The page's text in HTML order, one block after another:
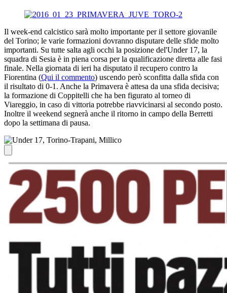
Il week-end calcistico sarà molto importante per il settore giovanile
del Torino; le varie formazioni dovranno disputare delle sfide molto
importanti. Su tutte salta agli occhi la posizione del'Under 17, la
squadra di Sesia è in piena corsa per la qualificazione diretta alle fasi
finale. Nella giornata di ieri ha disputato il recupero contro la
Fiorentina (Qui il commento) uscendo però sconfitta dalla sfida con
il risultato di 0-1. Anche la Primavera è attesa da una sfida decisiva;
la formazione di Coppitelli che ha ben figurato al torneo di
Viareggio, in caso di vittoria potrebbe riavvicinarsi al secondo posto.
Inoltre il weekend segnerà anche il ritorno in campo della Berretti
dopo la settimana di pausa.